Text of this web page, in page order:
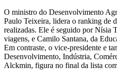
O ministro do Desenvolvimento
Paulo Teixeira, lidera o ranking de
realizadas. Ele é seguido por Nísia
viagens, e Camilo Santana, da
Em contraste, o vice-presidente e
Desenvolvimento, Indústria,
Alckmin, figura no final da lista